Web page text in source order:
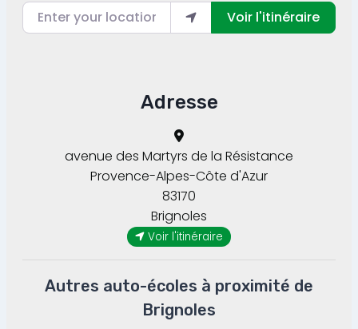
Enter your location
Voir l'itinéraire
Adresse
avenue des Martyrs de la Résistance
Brignoles
Provence-Alpes-Côte d'Azur
83170
Voir l'itinéraire
Autres auto-écoles à proximité de
Brignoles